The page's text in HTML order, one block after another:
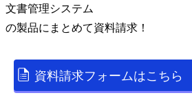
文書管理システム
の製品にまとめて資料請求！
資料請求フォームはこちら